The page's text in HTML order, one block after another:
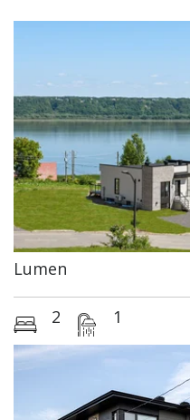
Lumen
2 1